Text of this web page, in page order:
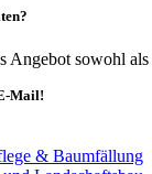
sowohl
Mail!
& Baumfällung